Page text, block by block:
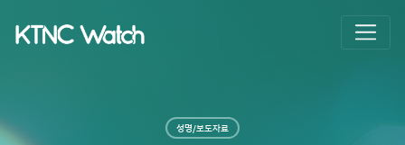
성명/보도자료